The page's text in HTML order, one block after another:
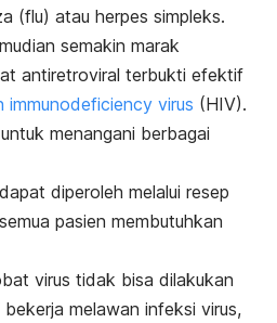
(flu) atau herpes simpleks.
semakin marak
antiretroviral terbukti efektif
immunodeficiency virus (HIV).
menangani berbagai
diperoleh melalui resep
pasien membutuhkan
virus tidak bisa dilakukan
melawan infeksi virus,